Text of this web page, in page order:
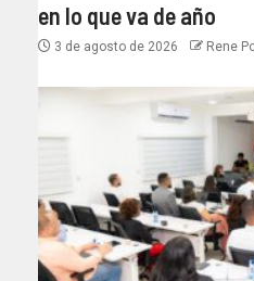
en lo que va de año
3 de agosto de 2026 Rene